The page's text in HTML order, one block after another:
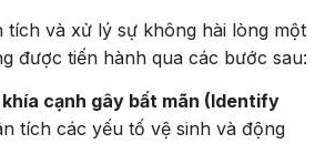
tích và xử lý sự không hài lòng một
được tiến hành qua các bước sau:
cạnh gây bất mãn (Identify
tích các yếu tố vệ sinh và động